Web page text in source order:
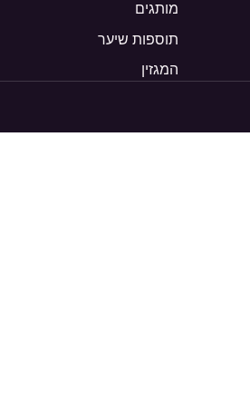
מותגים
תוספות שיער
המגזין